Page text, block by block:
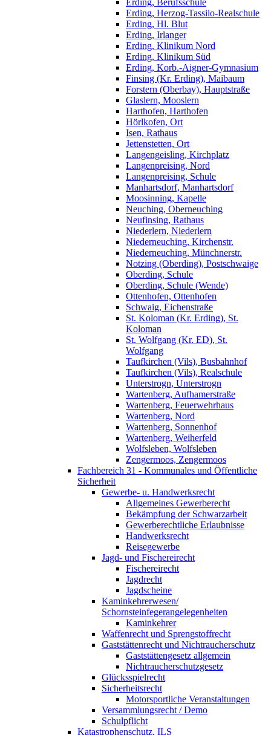
Erding, Berufsschule
Erding, Herzog-Tassilo-Realschule
Erding, Hl. Blut
Erding, Irlanger
Erding, Klinikum Nord
Erding, Klinikum Süd
Erding, Korb.-Aigner-Gymnasium
Finsing (Kr. Erding), Maibaum
Forstern (Oberbay), Hauptstraße
Glaslern, Mooslern
Harthofen, Harthofen
Hörlkofen, Ort
Isen, Rathaus
Jettenstetten, Ort
Langengeisling, Kirchplatz
Langenpreising, Nord
Langenpreising, Schule
Manhartsdorf, Manhartsdorf
Moosinning, Kapelle
Neuching, Oberneuching
Neufinsing, Rathaus
Niederlern, Niederlern
Niederneuching, Kirchenstr.
Niederneuching, Münchnerstr.
Notzing (Oberding), Postschwaige
Oberding, Schule
Oberding, Schule (Wende)
Ottenhofen, Ottenhofen
Schwaig, Eichenstraße
St. Koloman (Kr. Erding), St.
Koloman
St. Wolfgang (Kr. ED), St.
Wolfgang
Taufkirchen (Vils), Busbahnhof
Taufkirchen (Vils), Realschule
Unterstrogn, Unterstrogn
Wartenberg, Aufhamerstraße
Wartenberg, Feuerwehrhaus
Wartenberg, Nord
Wartenberg, Sonnenhof
Wartenberg, Weiherfeld
Wolfsleben, Wolfsleben
Zengermoos, Zengermoos
Fachbereich 31 - Kommunales und Öffentliche
Sicherheit
Gewerbe- u. Handwerksrecht
Allgemeines Gewerberecht
Bekämpfung der Schwarzarbeit
Gewerberechtliche Erlaubnisse
Handwerksrecht
Reisegewerbe
Jagd- und Fischereirecht
Fischereirecht
Jagdrecht
Jagdscheine
Kaminkehrerwesen/
Schornsteinfegerangelegenheiten
Kaminkehrer
Waffenrecht und Sprengstoffrecht
Gaststättenrecht und Nichtraucherschutz
Gaststättengesetz allgemein
Nichtraucherschutzgesetz
Glücksspielrecht
Sicherheitsrecht
Motorsportliche Veranstaltungen
Versammlungsrecht / Demo
Schulpflicht
Katastrophenschutz, ILS